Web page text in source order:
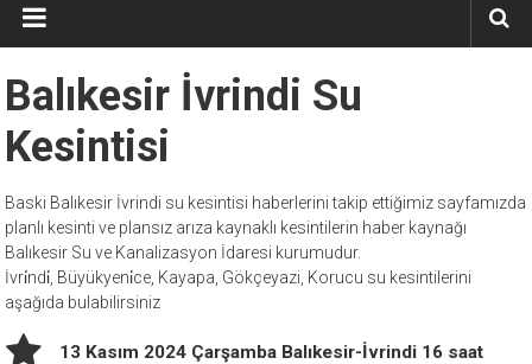
Balıkesir İvrindi Su
Kesintisi
Baski Balıkesir İvrindi su kesintisi haberlerini takip ettiğimiz sayfamızda
planlı kesinti ve plansız arıza kaynaklı kesintilerin haber kaynağı
Balıkesir Su ve Kanalizasyon İdaresi kurumudur.
İvri̇ndi̇, Büyükyeni̇ce, Kayapa, Gökçeyazi, Korucu su kesintilerini
aşağıda bulabilirsiniz
13 Kasım 2024 Çarşamba Balıkesir-İvrindi 16 saat